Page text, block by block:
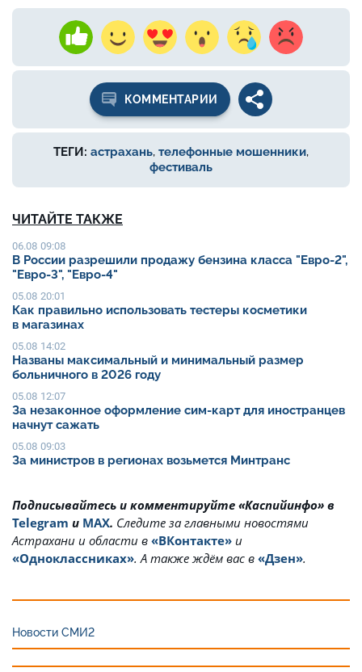
КОММЕНТАРИИ
ТЕГИ: астрахань, телефонные мошенники,
фестиваль
ЧИТАЙТЕ ТАКЖЕ
06.08 09:08
В России разрешили продажу бензина класса "Евро-2",
"Евро-3", "Евро-4"
05.08 20:01
Как правильно использовать тестеры косметики
в магазинах
05.08 14:02
Названы максимальный и минимальный размер
больничного в 2026 году
05.08 12:07
За незаконное оформление сим-карт для иностранцев
начнут сажать
05.08 09:03
За министров в регионах возьмется Минтранс
Подписывайтесь и комментируйте «Каспийинфо» в
Telegram и MAX. Cледите за главными новостями
Астрахани и области в «ВКонтакте» и
«Одноклассниках». А также ждём вас в «Дзен».
Новости СМИ2